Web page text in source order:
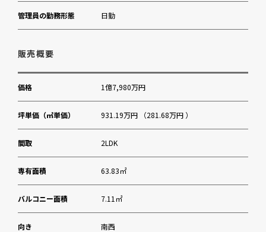
管理員の勤務形態 日勤
販売概要
価格 1億7,980万円
坪単価（㎡単価） 931.19万円 （281.68万円 ）
間取 2LDK
専有面積 63.83㎡
バルコニー面積 7.11㎡
向き 南西